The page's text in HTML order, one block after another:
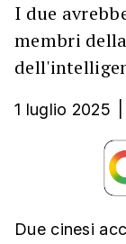
I due
membri
1 luglio 2025
Due cinesi